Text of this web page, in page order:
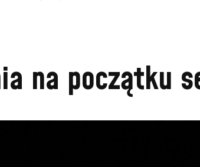
na początku